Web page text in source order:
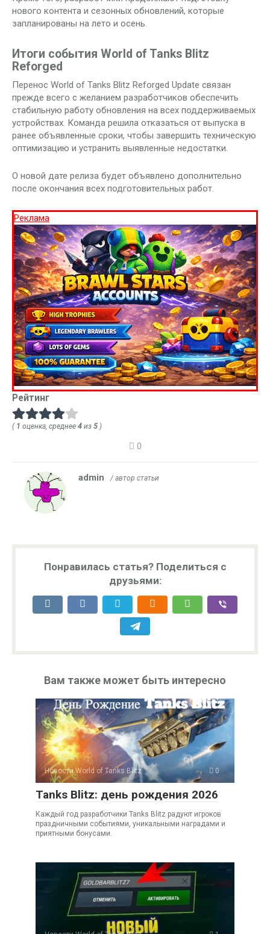
нового контента и сезонных обновлений, которые
запланированы на лето и осень.
Итоги события World of Tanks Blitz
Reforged
Перенос World of Tanks Blitz Reforged Update связан
прежде всего с желанием разработчиков обеспечить
стабильную работу обновления на всех поддерживаемых
устройствах. Команда решила отказаться от выпуска в
ранее объявленные сроки, чтобы завершить техническую
оптимизацию и устранить выявленные недостатки.
О новой дате релиза будет объявлено дополнительно
после окончания всех подготовительных работ.
Реклама
Рейтинг
( 1 оценка, среднее 4 из 5 )
0
admin / автор статьи
Понравилась статья? Поделиться с
друзьями:
Вам также может быть интересно
Новости World of Tanks Blitz 0
Tanks Blitz: день рождения 2026
Каждый год разработчики Tanks Blitz радуют игроков
праздничными событиями, уникальными наградами и
приятными бонусами.